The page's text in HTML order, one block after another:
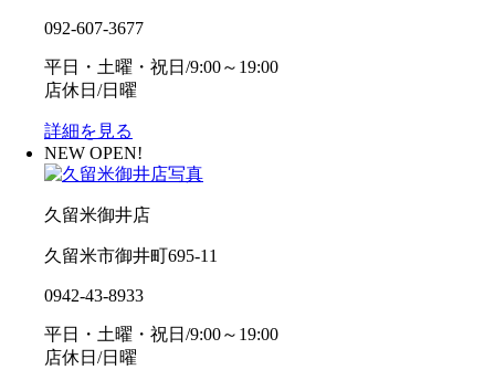
092-607-3677
平日・土曜・祝日/9:00～19:00
店休日/日曜
詳細を見る
NEW OPEN!
久留米御井店
久留米市御井町695-11
0942-43-8933
平日・土曜・祝日/9:00～19:00
店休日/日曜